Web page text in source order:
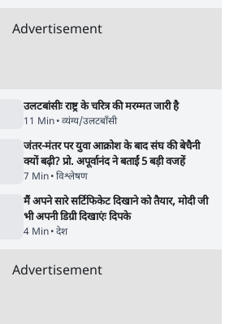
Advertisement
उलटबांसीः राष्ट्र के चरित्र की मरम्मत जारी है
11 Min• व्यंग्य/उलटबाँसी
जंतर-मंतर पर युवा आक्रोश के बाद संघ की बेचैनी
7 Min•विश्लेषण